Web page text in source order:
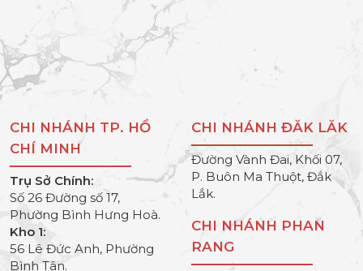
CHI NHÁNH TP. HỒ
CHÍ MINH
Trụ Sở Chính:
Số 26 Đường số 17,
Phường Bình Hưng Hoà.
Kho 1:
56 Lê Đức Anh, Phường
Bình Tân.
CHI NHÁNH ĐĂK LĂK
Đường Vành Đai, Khối 07,
P. Buôn Ma Thuột, Đắk
Lắk.
CHI NHÁNH PHAN
RANG